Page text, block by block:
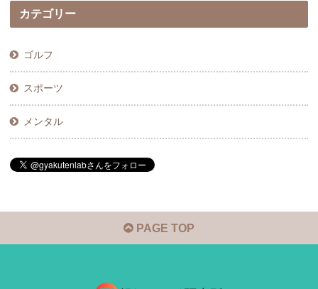
カテゴリー
ゴルフ
スポーツ
メンタル
PAGE TOP